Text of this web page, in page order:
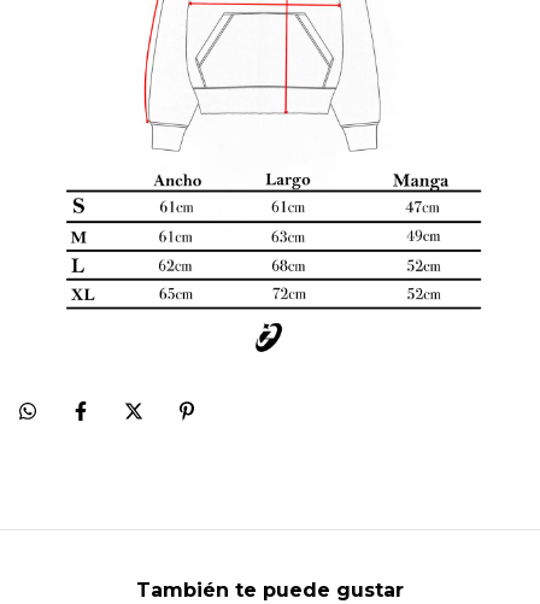
También te puede gustar